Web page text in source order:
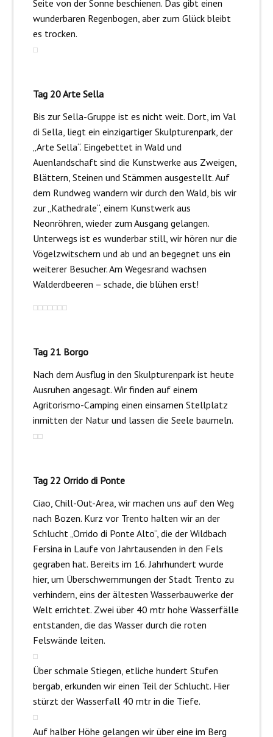
Seite von der Sonne beschienen. Das gibt einen
wunderbaren Regenbogen, aber zum Glück bleibt
es trocken.
Tag 20 Arte Sella
Bis zur Sella-Gruppe ist es nicht weit. Dort, im Val
di Sella, liegt ein einzigartiger Skulpturenpark, der
„Arte Sella“. Eingebettet in Wald und
Auenlandschaft sind die Kunstwerke aus Zweigen,
Blättern, Steinen und Stämmen ausgestellt. Auf
dem Rundweg wandern wir durch den Wald, bis wir
zur „Kathedrale“, einem Kunstwerk aus
Neonröhren, wieder zum Ausgang gelangen.
Unterwegs ist es wunderbar still, wir hören nur die
Vögelzwitschern und ab und an begegnet uns ein
weiterer Besucher. Am Wegesrand wachsen
Walderdbeeren – schade, die blühen erst!
Tag 21 Borgo
Nach dem Ausflug in den Skulpturenpark ist heute
Ausruhen angesagt. Wir finden auf einem
Agritorismo-Camping einen einsamen Stellplatz
inmitten der Natur und lassen die Seele baumeln.
Tag 22 Orrido di Ponte
Ciao, Chill-Out-Area, wir machen uns auf den Weg
nach Bozen. Kurz vor Trento halten wir an der
Schlucht „Orrido di Ponte Alto“, die der Wildbach
Fersina in Laufe von Jahrtausenden in den Fels
gegraben hat. Bereits im 16. Jahrhundert wurde
hier, um Überschwemmungen der Stadt Trento zu
verhindern, eins der ältesten Wasserbauwerke der
Welt errichtet. Zwei über 40 mtr hohe Wasserfälle
entstanden, die das Wasser durch die roten
Felswände leiten.
Über schmale Stiegen, etliche hundert Stufen
bergab, erkunden wir einen Teil der Schlucht. Hier
stürzt der Wasserfall 40 mtr in die Tiefe.
Auf halber Höhe gelangen wir über eine im Berg